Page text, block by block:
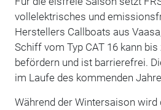
vollelektrisches und
Herstellers Callboats aus
Schiff vom Typ CAT 16 kann
befördern und ist barrierefrei.
im Laufe des kommenden
Während der Wintersaison wird